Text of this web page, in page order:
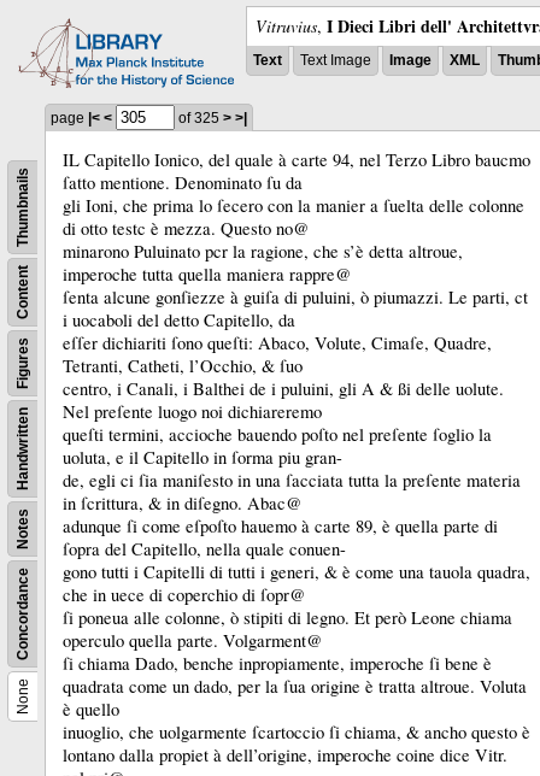
Vitruvius, I Dieci Libri dell'
Text Text Image Image XML
None
Concordance
Notes
Handwritten
Figures
Content
Thumbnails
page |< < of 325 > >|
IL Capitello Ionico, del quale à carte 94, nel Terzo Libro baucmo
ſatto mentione. Denominato ſu da
gli Ioni, che prima lo ſecero con la manier a ſuelta delle colonne
di otto testc è mezza. Questo no@
minarono Puluinato pcr la ragione, che s’è detta altroue,
imperoche tutta quella maniera rappre@
ſenta alcune gonſiezze à guiſa di puluini, ò piumazzi. Le parti, ct
i uocaboli del detto Capitello, da
eſſer dichiariti ſono queſti: Abaco, Volute, Cimaſe, Quadre,
Tetranti, Catheti, l’Occhio, & ſuo
centro, i Canali, i Balthei de i puluini, gli A & ßi delle uolute.
Nel preſente luogo noi dichiareremo
queſti termini, accioche bauendo poſto nel preſente ſoglio la
uoluta, e il Capitello in ſorma piu gran-
de, egli ci ſia maniſesto in una ſacciata tutta la preſente materia
in ſcrittura, & in diſegno. Abac@
adunque ſi come eſpoſto hauemo à carte 89, è quella parte di
ſopra del Capitello, nella quale conuen-
gono tutti i Capitelli di tutti i generi, & è come una tauola quadra,
che in uece di coperchio di ſopr@
ſi poneua alle colonne, ò stipiti di legno. Et però Leone chiama
operculo quella parte. Volgarment@
ſi chiama Dado, benche inpropiamente, imperoche ſi bene è
quadrata come un dado, per la ſua origine è tratta altroue. Voluta
è quello
inuoglio, che uolgarmente ſcartoccio ſi chiama, & ancho questo è
lontano dalla propiet à dell’origine, imperoche coine dice Vitr.